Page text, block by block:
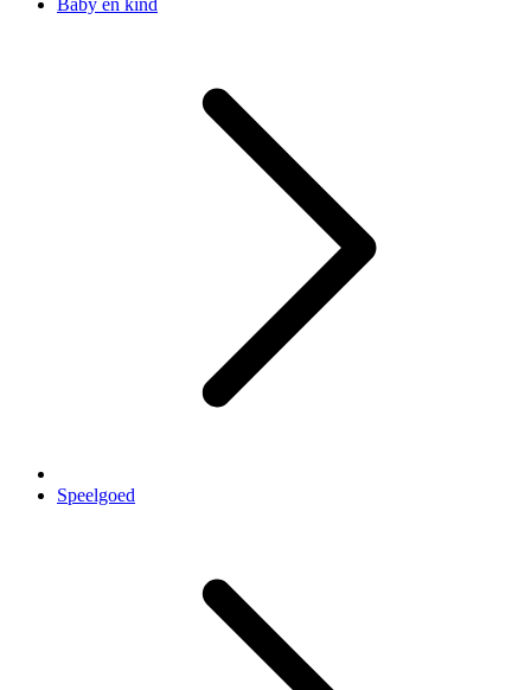
Baby en kind
Speelgoed